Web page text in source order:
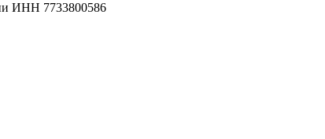
ИНН 7733800586